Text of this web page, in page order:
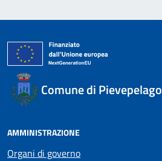
Comune di Pievepelago
AMMINISTRAZIONE
Organi di governo